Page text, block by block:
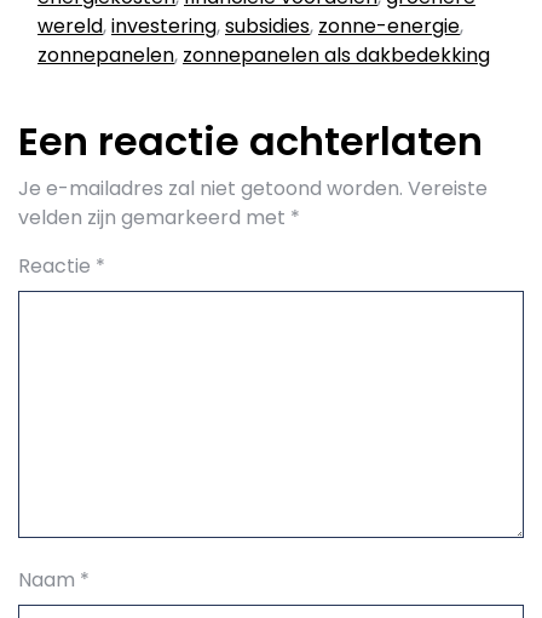
wereld,investering,subsidies, zonne-energie,
zonnepanelen, zonnepanelen als dakbedekking
Een reactie achterlaten
Je e-mailadres zal niet getoond worden. Vereiste
velden zijn gemarkeerd met *
Reactie *
Naam *